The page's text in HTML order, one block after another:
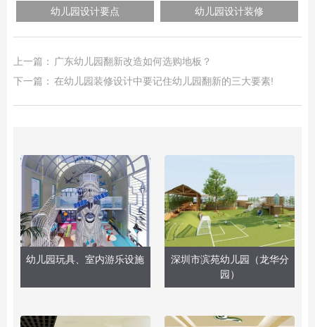
幼儿园设计要点
幼儿园设计装修
上一篇：
广东幼儿园翻新改造如何选购地板？
下一篇： 在幼儿园装修设计中要记住幼儿园翻新的三大要素!
幼儿园玩具、室内游乐设施
深圳市滨苑幼儿园（龙华分
园）